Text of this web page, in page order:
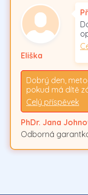
Eliška
Dobrý den,
pokud má dítě
Celý příspěvek
PhDr. Jana
Odborná